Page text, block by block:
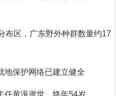
布区，广东野外种群数量约17
地保护网络已建立健全
任黄滚逝世，终年54岁